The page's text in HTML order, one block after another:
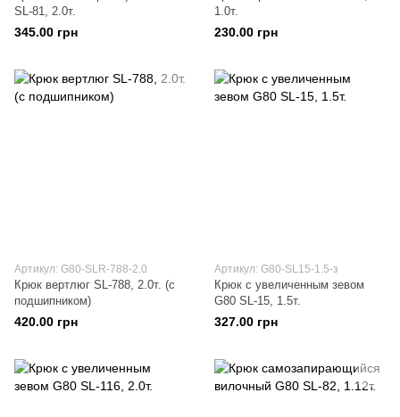
SL-81, 2.0т.
345.00 грн
1.0т.
230.00 грн
Артикул: G80-SLR-788-2.0
Крюк вертлюг SL-788, 2.0т. (с
подшипником)
420.00 грн
Артикул: G80-SL15-1.5-з
Крюк с увеличенным зевом
G80 SL-15, 1.5т.
327.00 грн